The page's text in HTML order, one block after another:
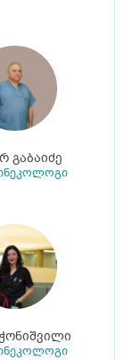
გაბაიძე